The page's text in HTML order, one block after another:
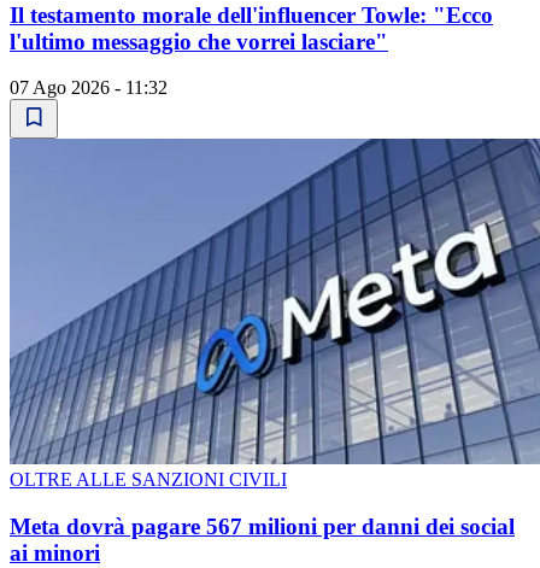
Il testamento morale dell'influencer Towle: "Ecco
l'ultimo messaggio che vorrei lasciare"
07 Ago 2026 - 11:32
OLTRE ALLE SANZIONI CIVILI
Meta dovrà pagare 567 milioni per danni dei social
ai minori